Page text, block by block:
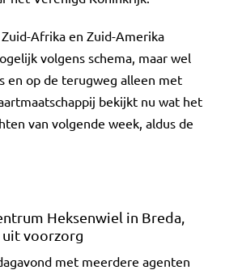
Afrika en Zuid-Amerika
volgens schema, maar wel
en op de terugweg alleen met
bekijkt nu wat het
van volgende week, aldus de
Heksenwiel in Breda,
voorzorg
met meerdere agenten